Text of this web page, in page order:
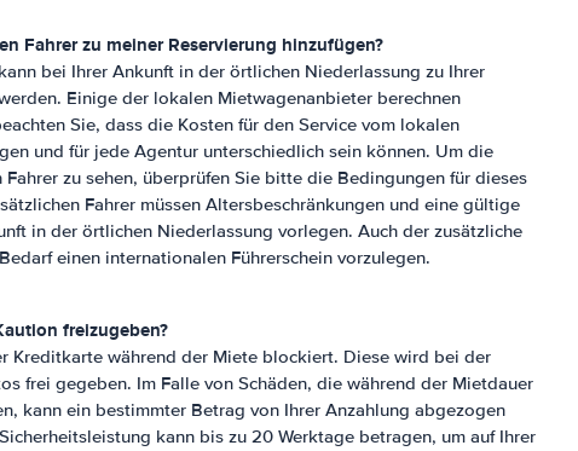
Fahrer zu meiner Reservierung hinzufügen?
bei Ihrer Ankunft in der örtlichen Niederlassung zu Ihrer
Einige der lokalen Mietwagenanbieter berechnen
Sie, dass die Kosten für den Service vom lokalen
und für jede Agentur unterschiedlich sein können. Um die
Fahrer zu sehen, überprüfen Sie bitte die Bedingungen für dieses
Fahrer müssen Altersbeschränkungen und eine gültige
in der örtlichen Niederlassung vorlegen. Auch der zusätzliche
einen internationalen Führerschein vorzulegen.
freizugeben?
Kreditkarte während der Miete blockiert. Diese wird bei der
frei gegeben. Im Falle von Schäden, die während der Mietdauer
kann ein bestimmter Betrag von Ihrer Anzahlung abgezogen
kann bis zu 20 Werktage betragen, um auf Ihrer